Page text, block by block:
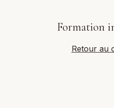
Formation
Retour au